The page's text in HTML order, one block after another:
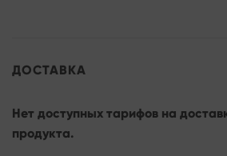
ДОСТАВКА
Нет доступных тарифов на
продукта.